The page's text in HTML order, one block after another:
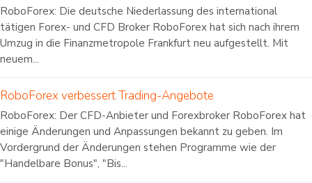
RoboForex: Die deutsche Niederlassung des international
tätigen Forex- und CFD Broker RoboForex hat sich nach ihrem
Umzug in die Finanzmetropole Frankfurt neu aufgestellt. Mit
neuem...
RoboForex verbessert Trading-Angebote
RoboForex: Der CFD-Anbieter und Forexbroker RoboForex hat
einige Änderungen und Anpassungen bekannt zu geben. Im
Vordergrund der Änderungen stehen Programme wie der
"Handelbare Bonus", "Bis...